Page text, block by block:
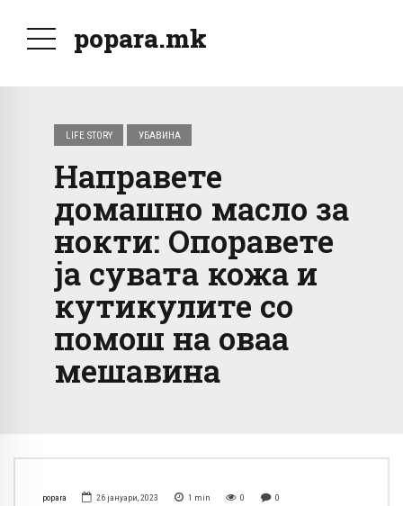
popara.mk
LIFE STORY УБАВИНА
Направете
домашно масло за
нокти: Опоравете
ја сувата кожа и
кутикулите со
помош на оваа
мешавина
popara 26 јануари, 2023 1 min 0 0